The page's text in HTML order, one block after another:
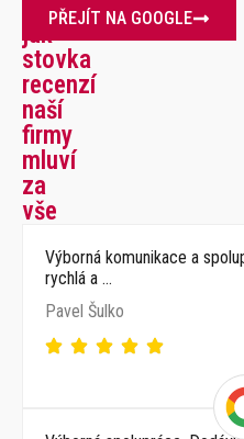
Více
jak
stovka
recenzí
naší
firmy
mluví
za
vše
PŘEJÍT NA GOOGLE
Výborná komunikace a
rychlá a …
Pavel Šulko